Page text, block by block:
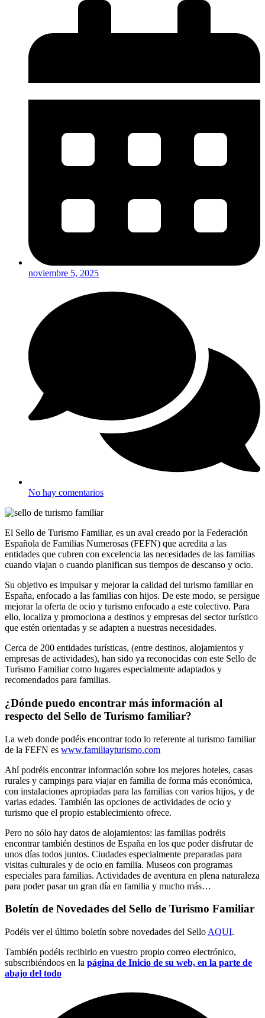
noviembre 5, 2025
No hay comentarios
El Sello de Turismo Familiar, es un aval creado por la Federación
Española de Familias Numerosas (FEFN) que acredita a las
entidades que cubren con excelencia las necesidades de las familias
cuando viajan o cuando planifican sus tiempos de descanso y ocio.
Su objetivo es impulsar y mejorar la calidad del turismo familiar en
España, enfocado a las familias con hijos. De este modo, se persigue
mejorar la oferta de ocio y turismo enfocado a este colectivo. Para
ello, localiza y promociona a destinos y empresas del sector turístico
que estén orientadas y se adapten a nuestras necesidades.
Cerca de 200 entidades turísticas, (entre destinos, alojamientos y
empresas de actividades), han sido ya reconocidas con este Sello de
Turismo Familiar como lugares especialmente adaptados y
recomendados para familias.
¿Dónde puedo encontrar más información al
respecto del Sello de Turismo familiar?
La web donde podéis encontrar todo lo referente al turismo familiar
de la FEFN es www.familiayturismo.com
Ahí podréis encontrar información sobre los mejores hoteles, casas
rurales y campings para viajar en familia de forma más económica,
con instalaciones apropiadas para las familias con varios hijos, y de
varias edades. También las opciones de actividades de ocio y
turismo que el propio establecimiento ofrece.
Pero no sólo hay datos de alojamientos: las familias podréis
encontrar también destinos de España en los que poder disfrutar de
unos días todos juntos. Ciudades especialmente preparadas para
visitas culturales y de ocio en familia. Museos con programas
especiales para familias. Actividades de aventura en plena naturaleza
para poder pasar un gran día en familia y mucho más…
Boletín de Novedades del Sello de Turismo Familiar
Podéis ver el último boletín sobre novedades del Sello AQUI.
También podéis recibirlo en vuestro propio correo electrónico,
subscribiéndoos en la página de Inicio de su web, en la parte de
abajo del todo